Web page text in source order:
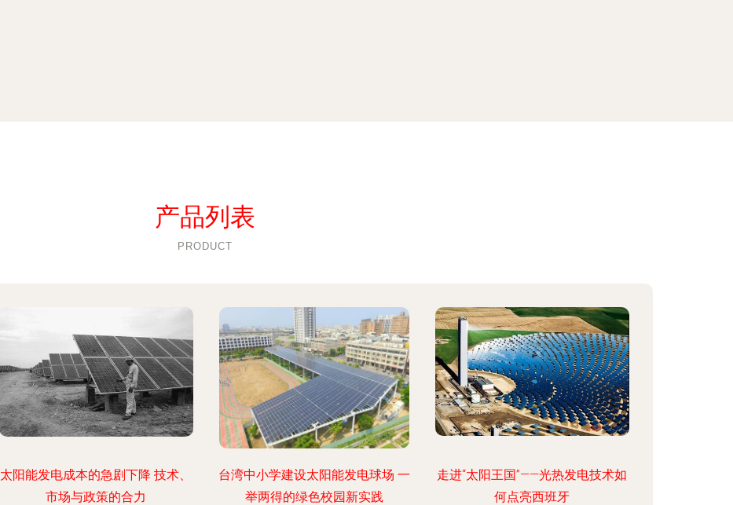
产品列表
PRODUCT
太阳能发电成本的急剧下降 技术、
市场与政策的合力
台湾中小学建设太阳能发电球场 一
举两得的绿色校园新实践
走进“太阳王国”——光热发电技术如
何点亮西班牙